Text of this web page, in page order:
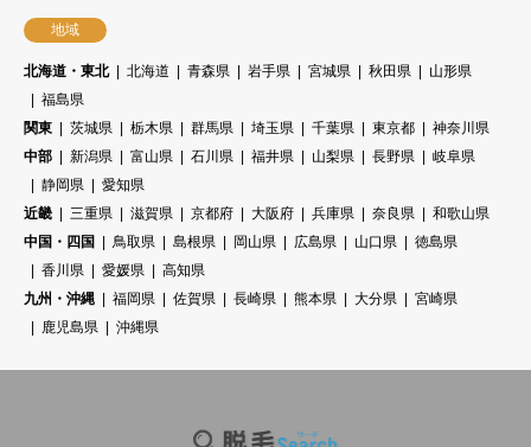
地域
北海道・東北 北海道 青森県 岩手県 宮城県 秋田県
山形県
福島県
関東
茨城県 栃木県 群馬県 埼玉県 千葉県 東京都
神奈川県
中部
新潟県 富山県 石川県 福井県 山梨県 長野県
岐阜県
静岡県
愛知県
近畿
三重県 滋賀県 京都府 大阪府 兵庫県 奈良県
和歌山県
中国・四国
鳥取県 島根県 岡山県 広島県 山口県
徳島県
香川県
愛媛県
高知県
九州・沖縄
福岡県 佐賀県 長崎県 熊本県 大分県
宮崎県
鹿児島県
沖縄県